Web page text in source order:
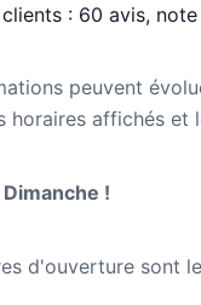
clients : 60 avis,
peuvent
horaires affichés et
!
d'ouverture sont